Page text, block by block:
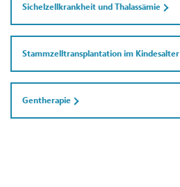
Sichelzellkrankheit und Thalassämie
Stammzelltransplantation im Kindesalter
Gentherapie